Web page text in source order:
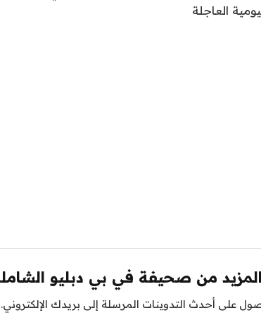
العاجلة
من صحيفة في بي دبليو
على أحدث التدوينات المرسلة إلى بريدك الإلكتروني.